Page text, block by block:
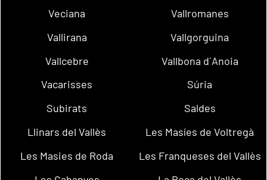
Veciana
Vallromanes
Vallirana
Vallgorguina
Vallcebre
Vallbona d´Anoia
Vacarisses
Súria
Subirats
Saldes
Llinars del Vallès
Les Masíes de Voltregà
Les Masies de Roda
Les Franqueses del Vallès